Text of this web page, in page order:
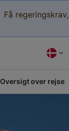
Få
Oversigt over rejse